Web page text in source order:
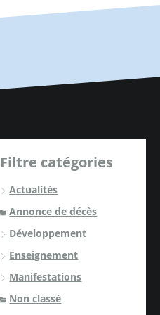
Filtre catégories
Actualités
Annonce de décès
Développement
Enseignement
Manifestations
Non classé